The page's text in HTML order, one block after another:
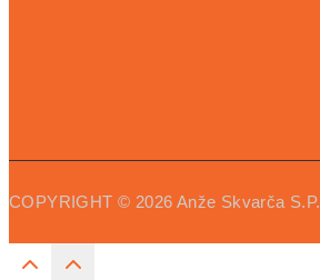
COPYRIGHT © 2026 Anže Skvarča S.P.